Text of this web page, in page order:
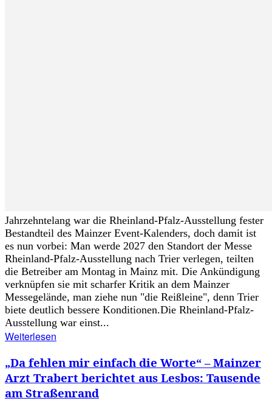
Jahrzehntelang war die Rheinland-Pfalz-Ausstellung fester
Bestandteil des Mainzer Event-Kalenders, doch damit ist
es nun vorbei: Man werde 2027 den Standort der Messe
Rheinland-Pfalz-Ausstellung nach Trier verlegen, teilten
die Betreiber am Montag in Mainz mit. Die Ankündigung
verknüpfen sie mit scharfer Kritik an dem Mainzer
Messegelände, man ziehe nun "die Reißleine", denn Trier
biete deutlich bessere Konditionen.Die Rheinland-Pfalz-
Ausstellung war einst...
Weiterlesen
„Da fehlen mir einfach die Worte“ – Mainzer
Arzt Trabert berichtet aus Lesbos: Tausende
am Straßenrand